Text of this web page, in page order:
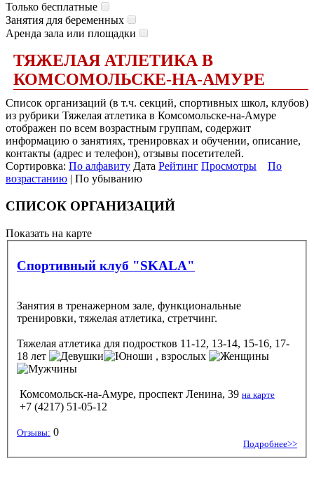
Только бесплатные
Занятия для беременных
Аренда зала или площадки
ТЯЖЕЛАЯ АТЛЕТИКА В
КОМСОМОЛЬСКЕ-НА-АМУРЕ
Список организаций (в т.ч. секций, спортивных школ, клубов)
из рубрики Тяжелая атлетика в Комсомольске-на-Амуре
отображен по всем возрастным группам, содержит
информацию о занятиях, тренировках и обучении, описание,
контакты (адрес и телефон), отзывы посетителей.
Сортировка: По алфавиту Дата Рейтинг Просмотры
По
возрастанию | По убыванию
СПИСОК ОРГАНИЗАЦИЙ
Показать на карте
Спортивный клуб "SKALA"
Занятия в тренажерном зале, функциональные
тренировки, тяжелая атлетика, стретчинг.
Тяжелая атлетика для подростков 11-12, 13-14, 15-16, 17-
18 лет
, взрослых
Комсомольск-на-Амуре, проспект Ленина, 39 на карте
+7 (4217) 51-05-12
Отзывы: 0
Подробнее>>